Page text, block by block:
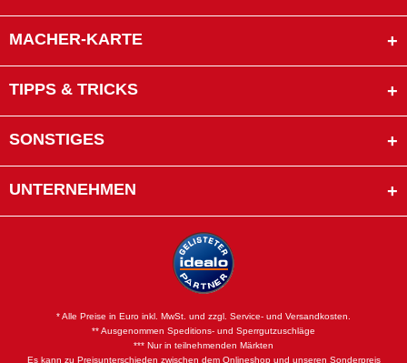
MACHER-KARTE
TIPPS & TRICKS
SONSTIGES
UNTERNEHMEN
* Alle Preise in Euro inkl. MwSt. und zzgl. Service- und Versandkosten.
** Ausgenommen Speditions- und Sperrgutzuschläge
*** Nur in teilnehmenden Märkten
Es kann zu Preisunterschieden zwischen dem Onlineshop und unseren Sonderpreis